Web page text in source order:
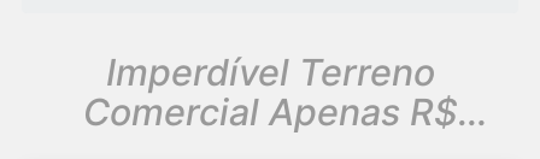
Imperdível Terreno
Comercial Apenas R$